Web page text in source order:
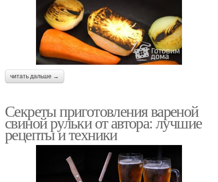
читать дальше →
Секреты приготовления вареной
свиной рульки от автора: лучшие
рецепты и техники